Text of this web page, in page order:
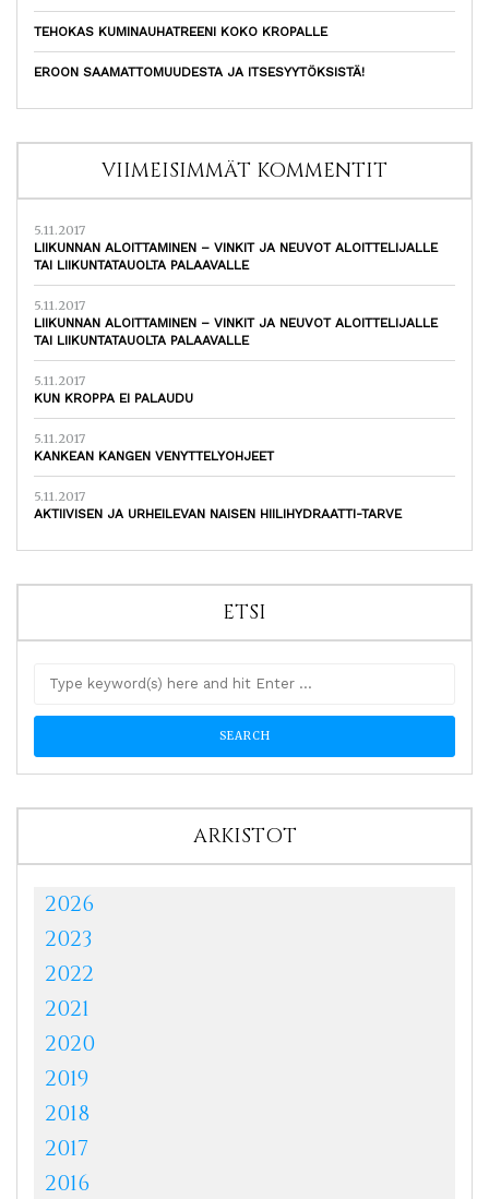
TEHOKAS KUMINAUHATREENI KOKO KROPALLE
EROON SAAMATTOMUUDESTA JA ITSESYYTÖKSISTÄ!
VIIMEISIMMÄT KOMMENTIT
5.11.2017
LIIKUNNAN ALOITTAMINEN – VINKIT JA NEUVOT ALOITTELIJALLE
TAI LIIKUNTATAUOLTA PALAAVALLE
5.11.2017
LIIKUNNAN ALOITTAMINEN – VINKIT JA NEUVOT ALOITTELIJALLE
TAI LIIKUNTATAUOLTA PALAAVALLE
5.11.2017
KUN KROPPA EI PALAUDU
5.11.2017
KANKEAN KANGEN VENYTTELYOHJEET
5.11.2017
AKTIIVISEN JA URHEILEVAN NAISEN HIILIHYDRAATTI-TARVE
ETSI
ARKISTOT
2026
2023
2022
2021
2020
2019
2018
2017
2016